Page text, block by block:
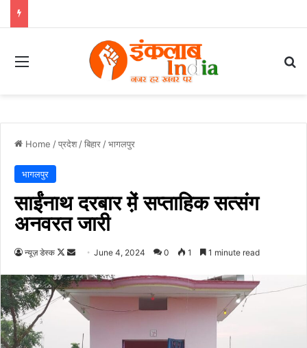
Menu
Home /प्रदेश /बिहार /भागलपुर
भागलपुर
साईंनाथ दरबार मे़ं सप्ताहिक सत्संग
अनवरत जारी
न्यूज़ डेस्क
Follow
X
Send
email
June 4, 2024 0 1 1 minute read